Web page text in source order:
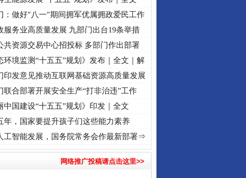
丨“转折之城”激荡..·[视频]牢记初心使命 奋进复兴征程丨红船起航处 潮起..
：做好"八一"期间拥军优属拥政爱民工作
服务业高质量发展 九部门出台19条举措
共资源交易中心招投标 多部门作出部署
环境监测“十五五”规划》发布｜全文｜解
印发意见推动互联网基础资源高质量发展
联合部署开展安全生产“打非治违”工作
中国建设“十五五”规划》印发｜全文
年，国家要提升孩子们这些能力素养
工智能发展，国务院常务会作最新部署⇒
网络推广投稿请点击这里>>